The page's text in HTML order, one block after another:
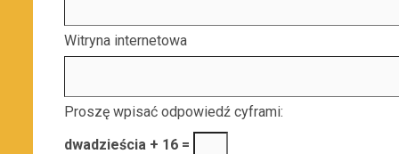
Witryna internetowa
Proszę wpisać odpowiedź cyframi:
dwadzieścia + 16 =